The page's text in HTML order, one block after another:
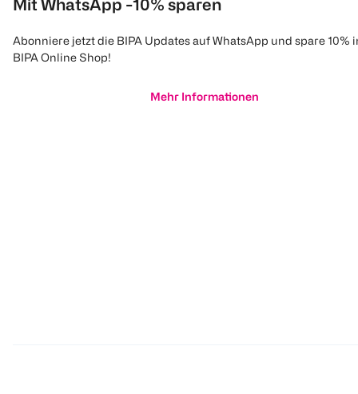
Mit WhatsApp -10% sparen
Abonniere jetzt die BIPA Updates auf WhatsApp und spare 10%
BIPA Online Shop!
Mehr Informationen